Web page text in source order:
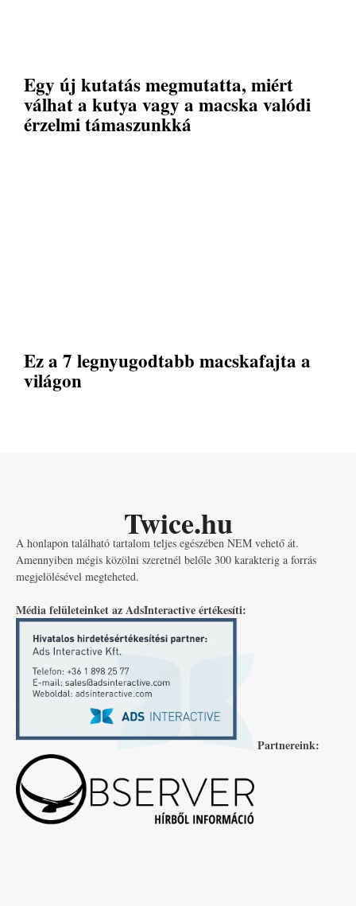
Egy új kutatás megmutatta, miért
válhat a kutya vagy a macska valódi
érzelmi támaszunkká
Ez a 7 legnyugodtabb macskafajta a
világon
Twice.hu
A honlapon található tartalom teljes egészében NEM vehető át.
Amennyiben mégis közölni szeretnél belőle 300 karakterig a forrás
megjelölésével megteheted.
Média felületeinket az AdsInteractive értékesíti:
Partnereink: